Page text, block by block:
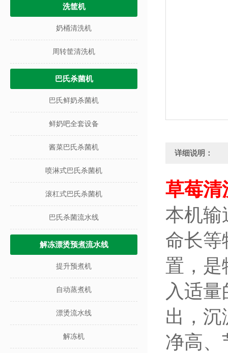
洗筐机
奶桶清洗机
周转筐清洗机
巴氏杀菌机
巴氏鲜奶杀菌机
鲜奶吧全套设备
酱菜巴氏杀菌机
喷淋式巴氏杀菌机
滚杠式巴氏杀菌机
巴氏杀菌流水线
解冻漂烫预煮流水线
提升预煮机
自动蒸煮机
漂烫流水线
解冻机
详细说明：
草莓清
本机输
命长等
置，是
入适
出，沉
净高、